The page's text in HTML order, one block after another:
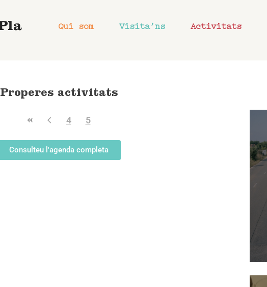
Qui som Visita’ns Activitats
Properes activitats
4 5
Consulteu l'agenda completa